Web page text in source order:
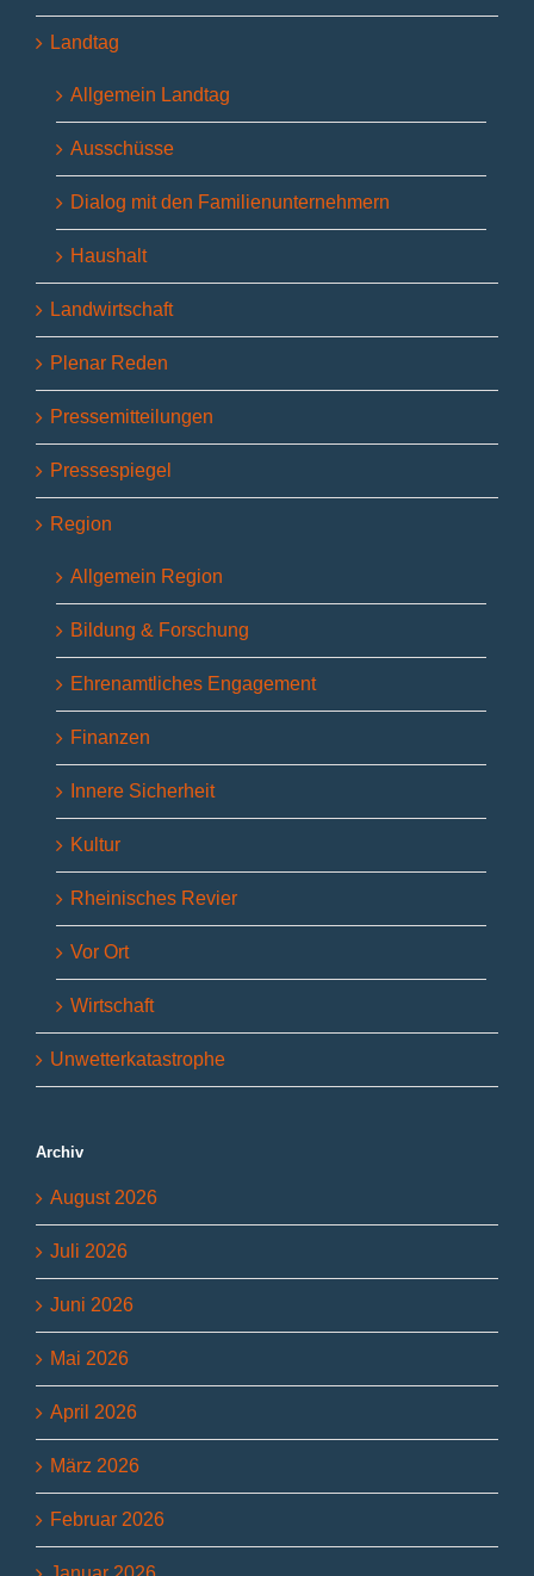
Landtag
Allgemein Landtag
Ausschüsse
Dialog mit den Familienunternehmern
Haushalt
Landwirtschaft
Plenar Reden
Pressemitteilungen
Pressespiegel
Region
Allgemein Region
Bildung & Forschung
Ehrenamtliches Engagement
Finanzen
Innere Sicherheit
Kultur
Rheinisches Revier
Vor Ort
Wirtschaft
Unwetterkatastrophe
Archiv
August 2026
Juli 2026
Juni 2026
Mai 2026
April 2026
März 2026
Februar 2026